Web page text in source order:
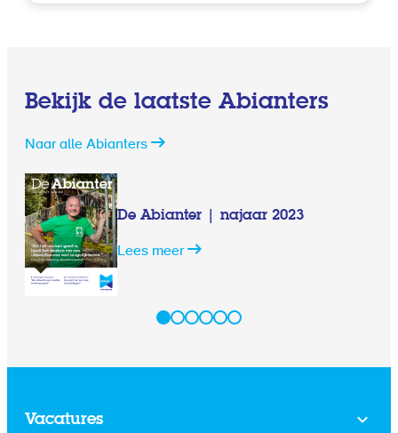
Bekijk de laatste Abianters
Naar alle Abianters
De Abianter | najaar 2023
Lees meer
Vacatures